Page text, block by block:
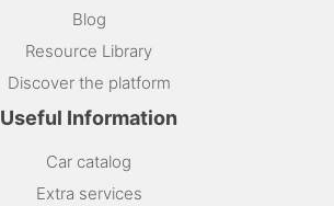
Blog
Resource Library
Discover the platform
Useful Information
Car catalog
Extra services